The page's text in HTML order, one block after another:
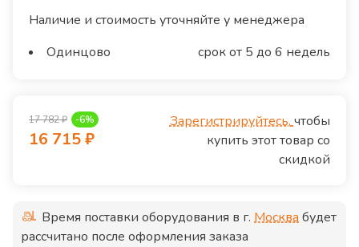
Наличие и стоимость уточняйте у менеджера
Одинцово
срок от 5 до 6 недель
17 782₽ -6%
16 715₽
Зарегистрируйтесь,чтобы
купить этот товар со
скидкой
Время поставки оборудования в г. Москвабудет
рассчитано после оформления заказа